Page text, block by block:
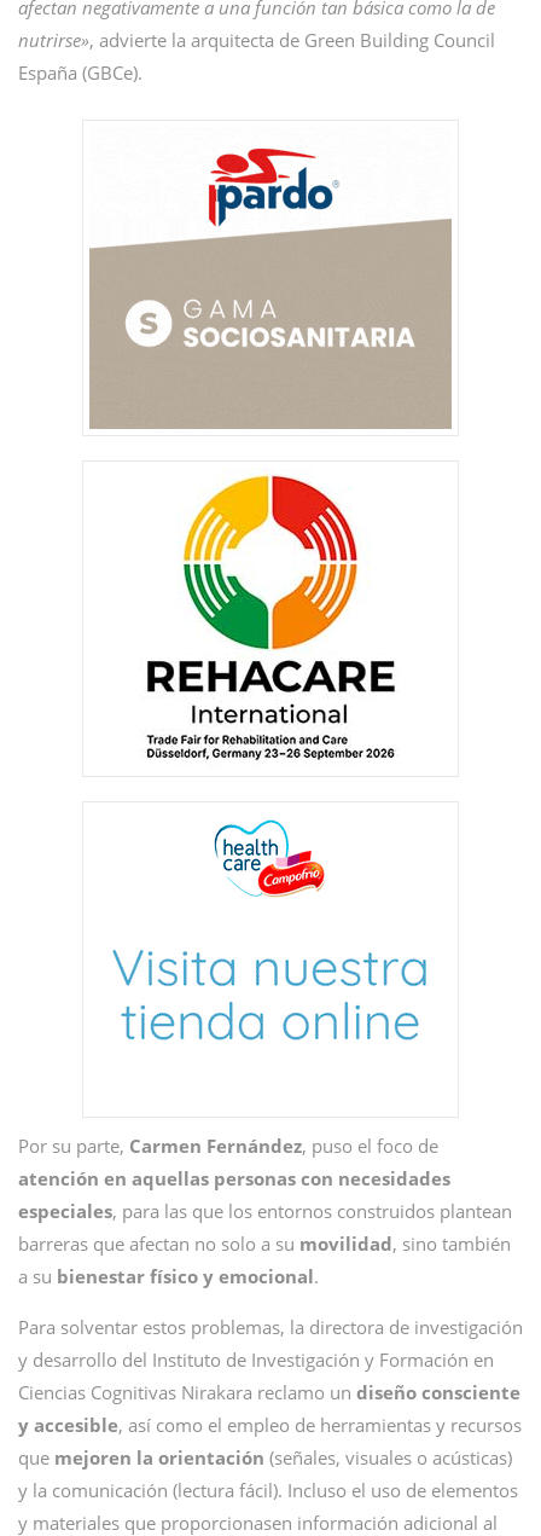
afectan negativamente a una función tan básica como la de
nutrirse», advierte la arquitecta de Green Building Council
España (GBCe).
Por su parte, Carmen Fernández, puso el foco de
atención en aquellas personas con necesidades
especiales, para las que los entornos construidos plantean
barreras que afectan no solo a su movilidad, sino también
a su bienestar físico y emocional.
Para solventar estos problemas, la directora de investigación
y desarrollo del Instituto de Investigación y Formación en
Ciencias Cognitivas Nirakara reclamo un diseño consciente
y accesible, así como el empleo de herramientas y recursos
que mejoren la orientación (señales, visuales o acústicas)
y la comunicación (lectura fácil). Incluso el uso de elementos
y materiales que proporcionasen información adicional al